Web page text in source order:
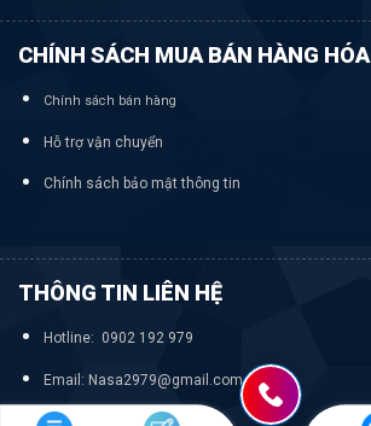
CHÍNH SÁCH MUA BÁN HÀNG HÓA
Chính sách bán hàng
Hỗ trợ vận chuyển
Chính sách bảo mật thông tin
THÔNG TIN LIÊN HỆ
Hotline: 0902 192 979
Email: Nasa2979@gmail.com